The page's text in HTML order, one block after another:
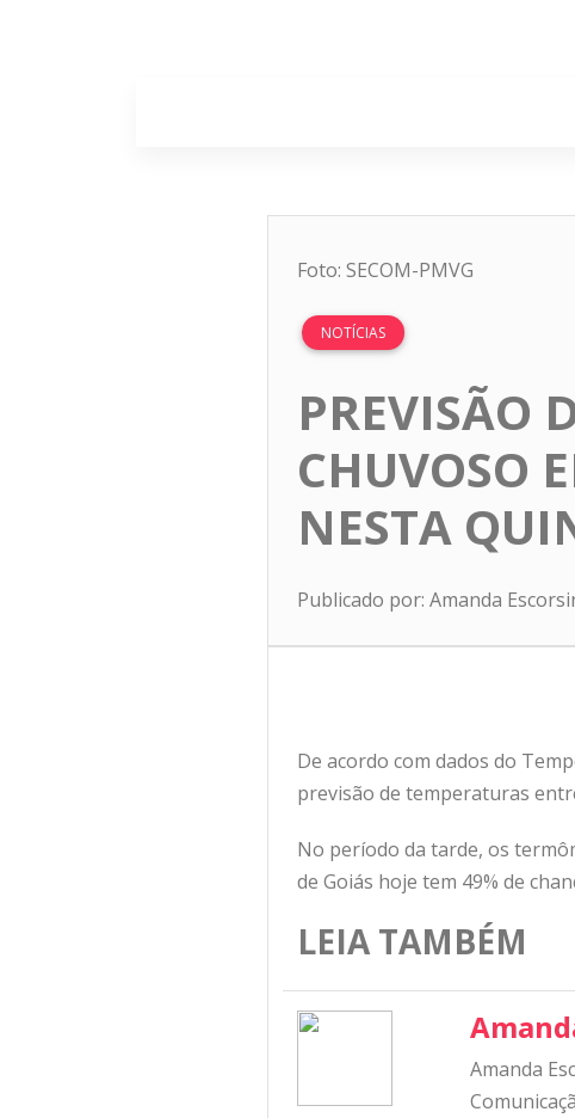
Foto: SECOM-PMVG
NOTÍCIAS
PREVISÃO
CHUVOSO
NESTA
Publicado por: Amanda
De acordo com dados do
previsão de temperaturas
No período da tarde, os
de Goiás hoje tem 49% de
LEIA TAMBÉM
Amanda